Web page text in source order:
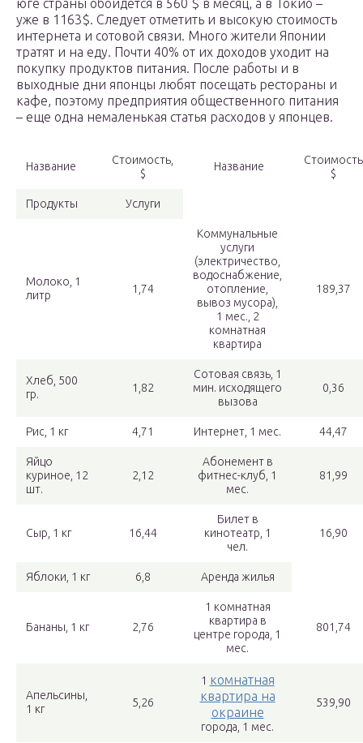
юге страны обойдется в 560 $ в месяц, а в Токио –
уже в 1163$. Следует отметить и высокую стоимость
интернета и сотовой связи. Много жители Японии
тратят и на еду. Почти 40% от их доходов уходит на
покупку продуктов питания. После работы и в
выходные дни японцы любят посещать рестораны и
кафе, поэтому предприятия общественного питания
– еще одна немаленькая статья расходов у японцев.
Название
Стоимость,
$
Название
$
Продукты Услуги
Молоко, 1
литр
1,74
Коммунальные
услуги
(электричество,
водоснабжение,
отопление,
вывоз мусора),
1 мес., 2
комнатная
квартира
189,37
Хлеб, 500
гр.
1,82
Сотовая связь, 1
мин. исходящего
вызова
0,36
Рис, 1 кг 4,71 Интернет, 1 мес. 44,47
Яйцо
куриное, 12
шт.
2,12
Абонемент в
фитнес-клуб, 1
мес.
81,99
Сыр, 1 кг 16,44
Билет в
кинотеатр, 1
чел.
16,90
Яблоки, 1 кг 6,8 Аренда жилья
Бананы, 1 кг 2,76
1 комнатная
квартира в
центре города, 1
мес.
801,74
Апельсины,
1 кг
5,26
1 комнатная
квартира на
окраине
города, 1 мес.
539,90